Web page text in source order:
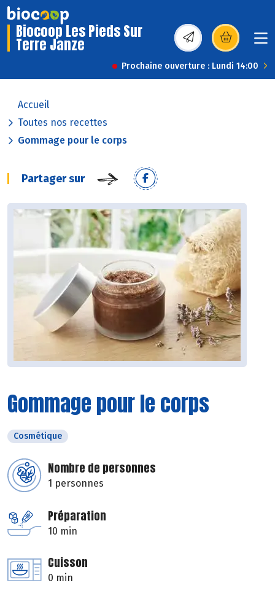
Biocoop Les Pieds Sur
Terre Janze (s’ouvre dans une
Prochaine ouverture : Lundi 14:00
Accueil
Toutes nos recettes
Gommage pour le corps
Partager sur
Gommage pour le corps
Cosmétique
Nombre de personnes
1 personnes
Préparation
10 min
Cuisson
0 min